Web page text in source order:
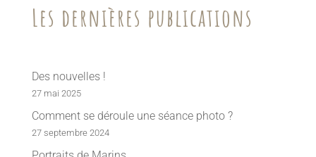
Les dernières publications
Des nouvelles !
27 mai 2025
Comment se déroule une séance photo ?
27 septembre 2024